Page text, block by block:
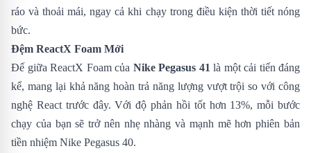
ráo và thoải mái, ngay cả khi chạy trong điều kiện thời tiết nóng
bức.
Đệm ReactX Foam Mới
Đế giữa ReactX Foam của Nike Pegasus 41 là một cải tiến đáng
kể, mang lại khả năng hoàn trả năng lượng vượt trội so với công
nghệ React trước đây. Với độ phản hồi tốt hơn 13%, mỗi bước
chạy của bạn sẽ trở nên nhẹ nhàng và mạnh mẽ hơn phiên bản
tiền nhiệm Nike Pegasus 40.